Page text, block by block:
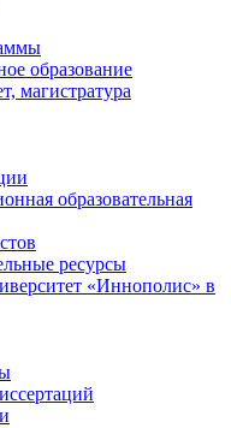
образование
магистратура
образовательная
ресурсы
«Иннополис» в